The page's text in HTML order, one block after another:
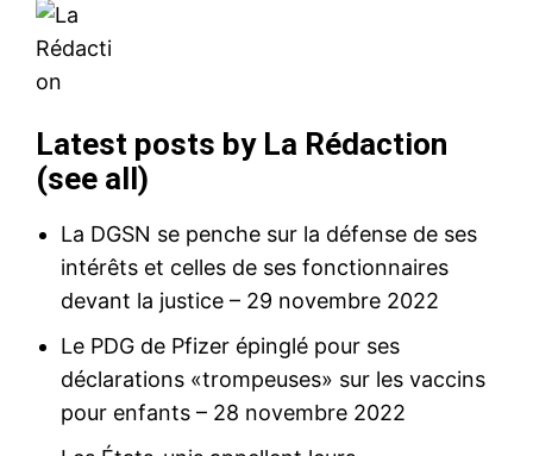
Latest posts by La Rédaction
(see all)
La DGSN se penche sur la défense de ses
intérêts et celles de ses fonctionnaires
devant la justice – 29 novembre 2022
Le PDG de Pfizer épinglé pour ses
déclarations «trompeuses» sur les vaccins
pour enfants – 28 novembre 2022